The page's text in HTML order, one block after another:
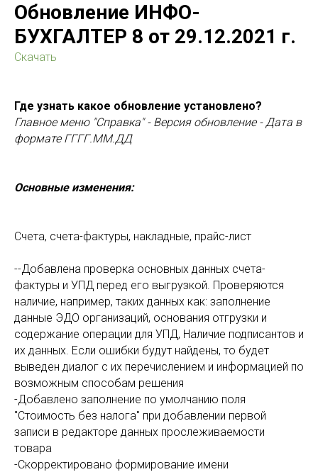
Обновление ИНФО-
БУХГАЛТЕР 8 от 29.12.2021 г.
Скачать
Где узнать какое обновление установлено?
Главное меню "Справка" - Версия обновление - Дата в
формате ГГГГ.ММ.ДД
Основные изменения:
Счета, счета-фактуры, накладные, прайс-лист
--Добавлена проверка основных данных счета-
фактуры и УПД перед его выгрузкой. Проверяются
наличие, например, таких данных как: заполнение
данные ЭДО организаций, основания отгрузки и
содержание операции для УПД, Наличие подписантов и
их данных. Если ошибки будут найдены, то будет
выведен диалог с их перечислением и информацией по
возможным способам решения
-Добавлено заполнение по умолчанию поля
"Стоимость без налога" при добавлении первой
записи в редакторе данных прослеживаемости
товара
-Скорректировано формирование имени